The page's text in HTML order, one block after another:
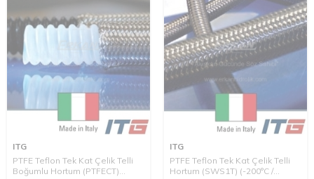
ITG
PTFE Teflon Tek Kat Çelik Telli
Boğumlu Hortum (PTFECT)
ITG
PTFE Teflon Tek Kat Çelik Telli
Hortum (SWS1T) (-200°C /